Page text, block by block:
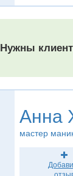
Нужны
Анна
мастер